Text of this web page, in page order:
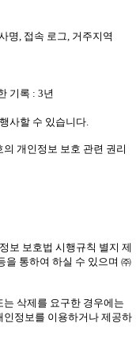
명, 접속 로그, 거주지역
기록 : 3년
사할 수 있습니다.
개인정보 보호 관련 권리
보 보호법 시행규칙 별지 제
을 통하여 하실 수 있으며 ㈜
삭제를 요구한 경우에는
정보를 이용하거나 제공하